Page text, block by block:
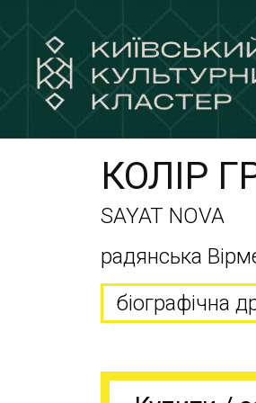
КОЛІР
SAYAT NOVA
радянська
біографічна